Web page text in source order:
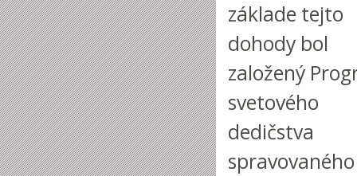
základe tejto
dohody bol
založený
svetového
dedičstva
spravovaného